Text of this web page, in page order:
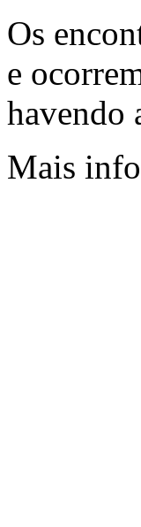
Os
e
havendo
Mais